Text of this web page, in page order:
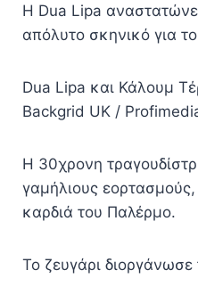
Η Dua Lipa
απόλυτο σκηνικό για
Dua Lipa και Κάλουμ
Backgrid UK /
Η 30χρονη
γαμήλιους
καρδιά του Παλέρμο.
Το ζευγάρι